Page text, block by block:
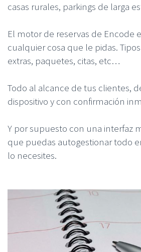
casas rurales, parkings de larga
El motor de reservas de Encode
cualquier cosa que le pidas.
extras, paquetes, citas, etc…
Todo al alcance de tus clientes,
dispositivo y con confirmación
Y por supuesto con una interfaz
que puedas autogestionar todo
lo necesites.